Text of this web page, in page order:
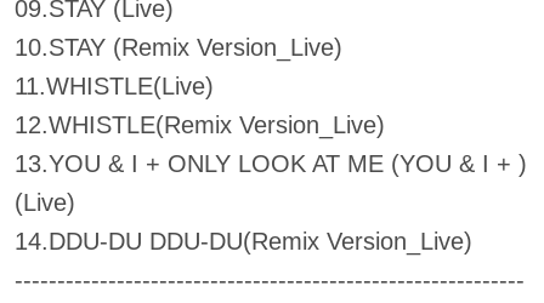
09.STAY (Live)
10.STAY (Remix Version_Live)
11.WHISTLE(Live)
12.WHISTLE(Remix Version_Live)
13.YOU & I + ONLY LOOK AT ME (YOU & I + )
(Live)
14.DDU-DU DDU-DU(Remix Version_Live)
------------------------------------------------------------